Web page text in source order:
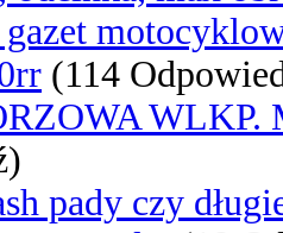
(114
WLKP.
pady czy